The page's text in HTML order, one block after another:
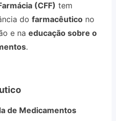
(CFF) tem
do farmacêuticono
e na educação sobre o
.
de Medicamentos